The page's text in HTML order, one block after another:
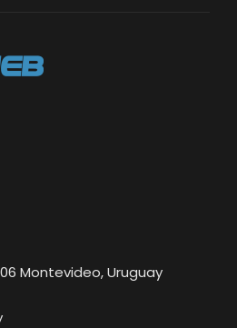
Montevideo, Uruguay